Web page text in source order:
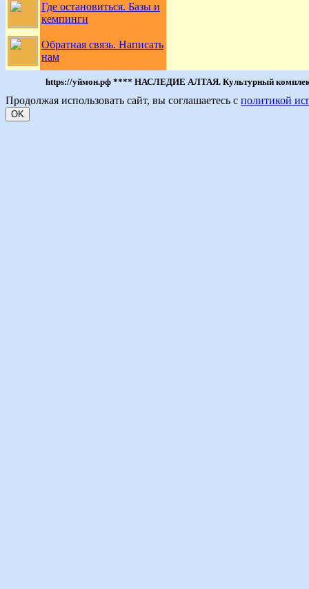
Где остановиться. Базы и
кемпинги
Обратная связь. Написать
нам
https://уймон.рф **** НАСЛЕДИЕ АЛТАЯ. Культурный комплекс
Продолжая использовать сайт, вы соглашаетесь с политикой
OK